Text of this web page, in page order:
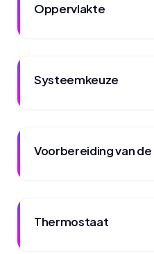
Oppervlakte
Systeemkeuze
Voorbereiding van
Thermostaat